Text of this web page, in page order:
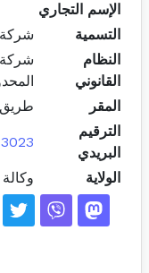
الإسم التجاري
التسمية
شركة
النظام
القانوني
المقر
طريق
الترقيم
البريدي
3023
الولاية